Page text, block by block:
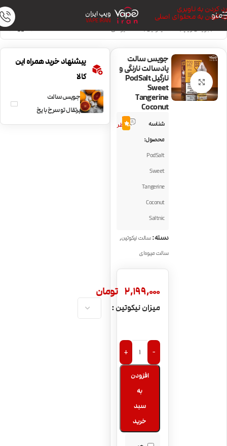
رد کردن به ناوبری
رد کردن به محتوای اصلی
منو ویپ ایران
VAPE IRAN
خانه/جویس ویپ/سالت نیکوتین/سالت میوه‌ای
بزرگنمایی تصویر
جویس سالت
پادسالت نارنگی و
نارگیل PodSalt
Sweet
Tangerine
Coconut
شناسه
محصول:
PodSalt
Sweet
Tangerine
Coconut
Saltnic
4
نظر5.0
دسته:سالت نیکوتین,
سالت میوه‌ای
2,199,000 تومان
میزان نیکوتین
-
+
افزودن
به
سبد
خرید
پیشنهاد خرید همراه این
کالا
جویس سالت
پرتقال تو‌‌ سرخ با یخ
BLVK Red Orange